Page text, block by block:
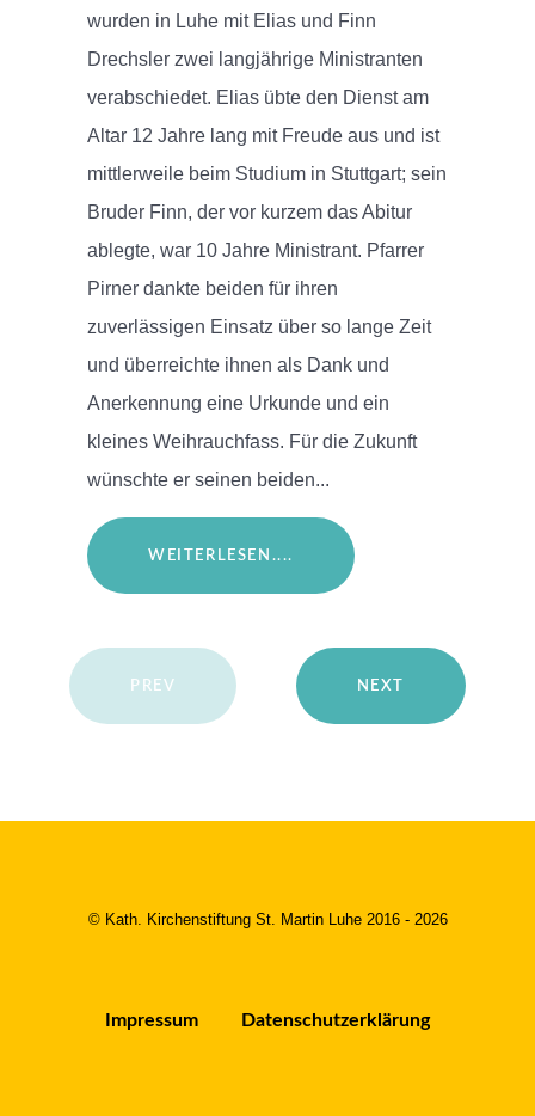
wurden in Luhe mit Elias und Finn
Drechsler zwei langjährige Ministranten
verabschiedet. Elias übte den Dienst am
Altar 12 Jahre lang mit Freude aus und ist
mittlerweile beim Studium in Stuttgart; sein
Bruder Finn, der vor kurzem das Abitur
ablegte, war 10 Jahre Ministrant. Pfarrer
Pirner dankte beiden für ihren
zuverlässigen Einsatz über so lange Zeit
und überreichte ihnen als Dank und
Anerkennung eine Urkunde und ein
kleines Weihrauchfass. Für die Zukunft
wünschte er seinen beiden...
WEITERLESEN....
PREV NEXT
© Kath. Kirchenstiftung St. Martin Luhe 2016 - 2026
Impressum Datenschutzerklärung